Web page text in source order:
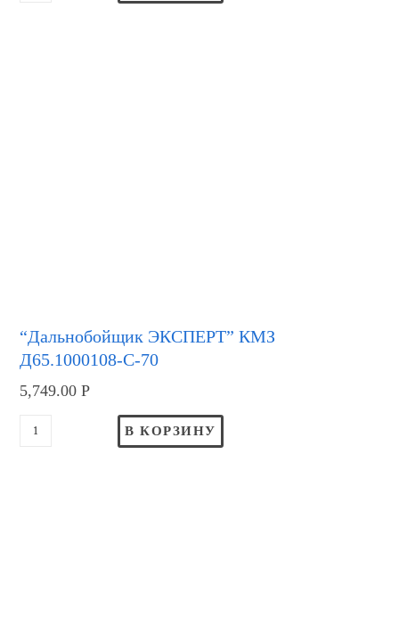
“Дальнобойщик ЭКСПЕРТ” КМЗ
Д65.1000108-С-70
5,749.00Р
В КОРЗИНУ